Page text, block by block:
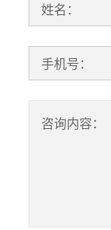
姓名：
手机号：
咨询内容：